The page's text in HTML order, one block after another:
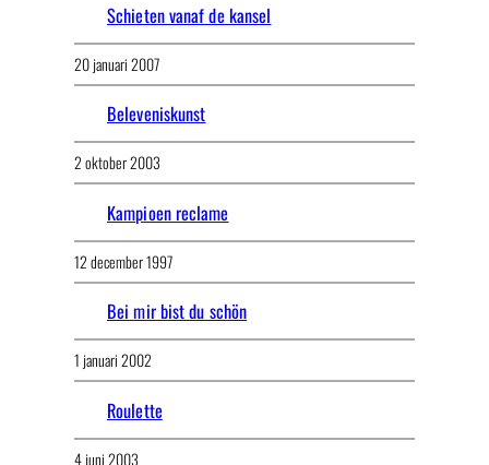
Schieten vanaf de kansel
20 januari 2007
Beleveniskunst
2 oktober 2003
Kampioen reclame
12 december 1997
Bei mir bist du schön
1 januari 2002
Roulette
4 juni 2003